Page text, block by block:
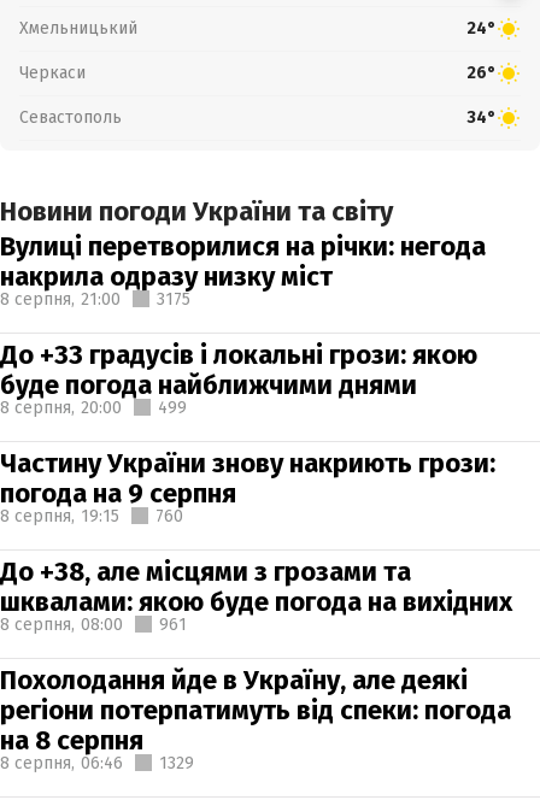
Хмельницький 24°
Черкаси 26°
Севастополь 34°
Новини погоди України та світу
Вулиці перетворилися на річки: негода
накрила одразу низку міст
8 серпня, 21:00 3175
До +33 градусів і локальні грози: якою
буде погода найближчими днями
8 серпня, 20:00 499
Частину України знову накриють грози:
погода на 9 серпня
8 серпня, 19:15 760
До +38, але місцями з грозами та
шквалами: якою буде погода на вихідних
8 серпня, 08:00 961
Похолодання йде в Україну, але деякі
регіони потерпатимуть від спеки: погода
на 8 серпня
8 серпня, 06:46 1329